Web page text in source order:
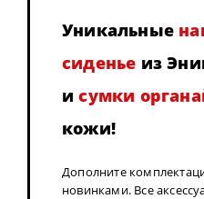
Уникальные
сиденье из
исумки
кожи!
Дополните
новинками. Все